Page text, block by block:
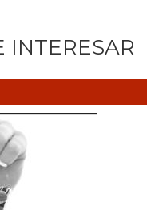
INTERESAR